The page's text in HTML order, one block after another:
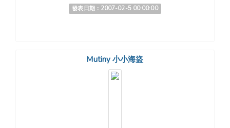
發表日期：2007-02-5 00:00:00
Mutiny 小小海盜